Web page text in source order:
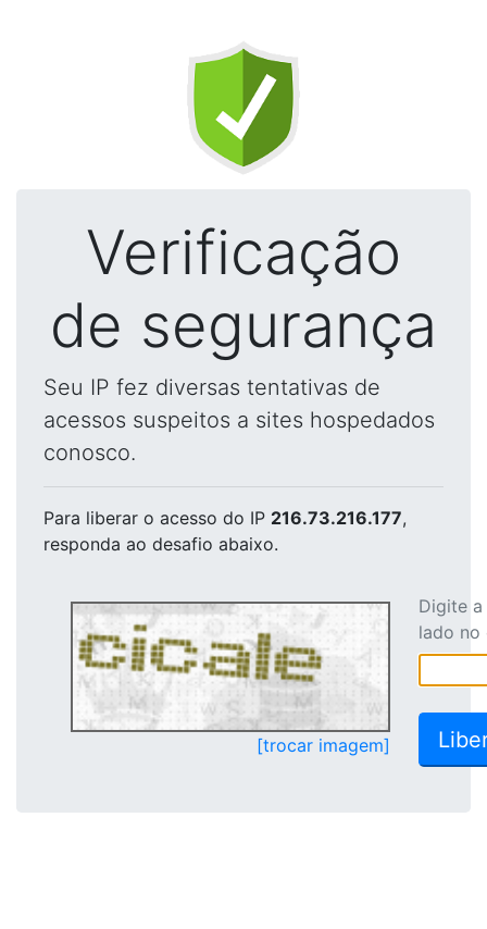
Verificação
de segurança
Seu IP fez diversas tentativas de
acessos suspeitos a sites hospedados
conosco.
Para liberar o acesso do IP 216.73.216.177,
responda ao desafio abaixo.
[trocar imagem]
Digite
lado no